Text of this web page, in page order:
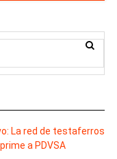
La red de testaferros
a PDVSA